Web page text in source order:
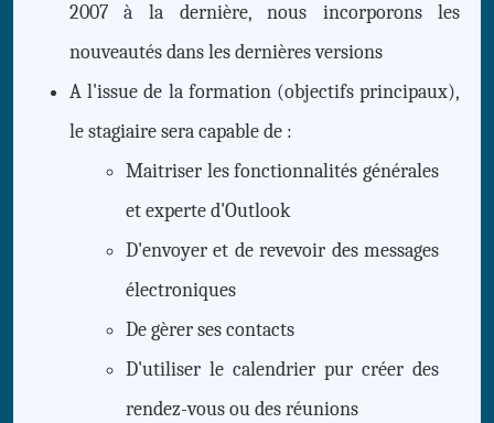
2007 à la dernière, nous incorporons les
nouveautés dans les dernières versions
A l'issue de la formation (objectifs principaux),
le stagiaire sera capable de :
Maitriser les fonctionnalités générales
et experte d'Outlook
D'envoyer et de revevoir des messages
électroniques
De gèrer ses contacts
D'utiliser le calendrier pur créer des
rendez-vous ou des réunions